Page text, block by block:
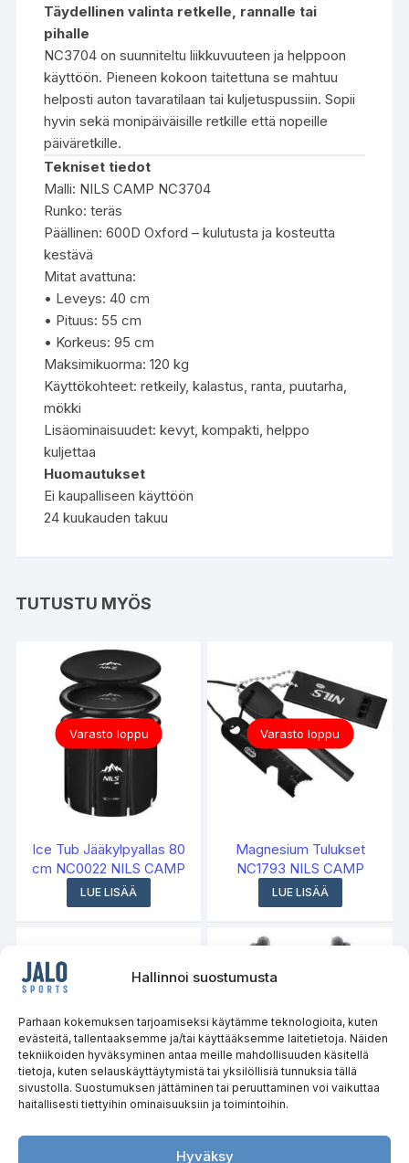
Hallinnoi suostumusta
Parhaan kokemuksen tarjoamiseksi käytämme teknologioita, kuten
evästeitä, tallentaaksemme ja/tai käyttääksemme laitetietoja. Näiden
tekniikoiden hyväksyminen antaa meille mahdollisuuden käsitellä
tietoja, kuten selauskäyttäytymistä tai yksilöllisiä tunnuksia tällä
sivustolla. Suostumuksen jättäminen tai peruuttaminen voi vaikuttaa
haitallisesti tiettyihin ominaisuuksiin ja toimintoihin.
Hyväksy
Täydellinen valinta retkelle, rannalle tai
pihalle
NC3704 on suunniteltu liikkuvuuteen ja helppoon
käyttöön. Pieneen kokoon taitettuna se mahtuu
helposti auton tavaratilaan tai kuljetuspussiin. Sopii
hyvin sekä monipäiväisille retkille että nopeille
päiväretkille.
Tekniset tiedot
Malli: NILS CAMP NC3704
Runko: teräs
Päällinen: 600D Oxford – kulutusta ja kosteutta
kestävä
Mitat avattuna:
• Leveys: 40 cm
• Pituus: 55 cm
• Korkeus: 95 cm
Maksimikuorma: 120 kg
Käyttökohteet: retkeily, kalastus, ranta, puutarha,
mökki
Lisäominaisuudet: kevyt, kompakti, helppo
kuljettaa
Huomautukset
Ei kaupalliseen käyttöön
24 kuukauden takuu
TUTUSTU MYÖS
Varasto loppu
Ice Tub Jääkylpyallas 80
cm NC0022 NILS CAMP
LUE LISÄÄ
Varasto loppu
Magnesium Tulukset
NC1793 NILS CAMP
LUE LISÄÄ
Retkiveitsi NC1719 NILS
Säädettävä käsipaino